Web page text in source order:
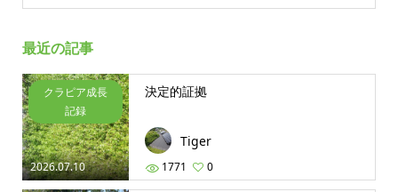
最近の記事
2026.07.10
クラピア成長
記録
決定的証拠
Tiger
1771 0